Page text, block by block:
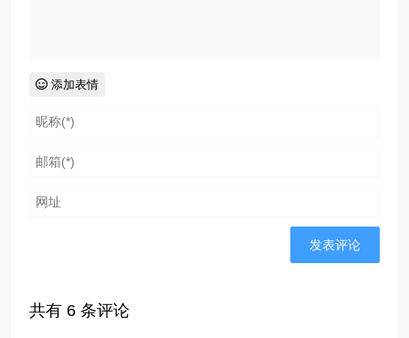
添加表情
共有 6 条评论